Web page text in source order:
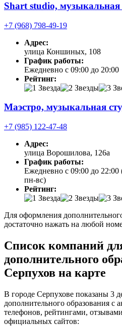
Shart studio, музыкальная
+7 (968) 798-49-19
Адрес:
улица Коншиных, 108
График работы:
Ежедневно с 09:00 до 20:00
Рейтинг:
Маэстро, музыкальная
+7 (985) 122-47-48
Адрес:
улица Ворошилова, 126а
График работы:
Ежедневно с 09:00 до 22:00
пн-вс)
Рейтинг:
Для оформления
достаточно нажать на любой
Список компаний
дополнительного
Серпухов на карте
В городе Серпухове показаны 3
дополнительного образования с
телефонов, рейтингами,
официальных сайтов: